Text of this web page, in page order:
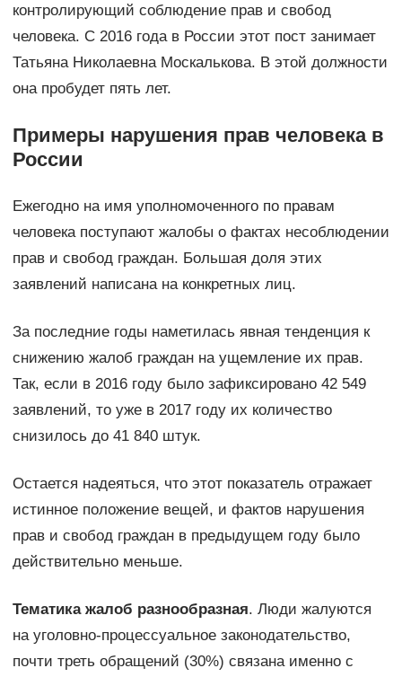
контролирующий соблюдение прав и свобод
человека. С 2016 года в России этот пост занимает
Татьяна Николаевна Москалькова. В этой должности
она пробудет пять лет.
Примеры нарушения прав человека в
России
Ежегодно на имя уполномоченного по правам
человека поступают жалобы о фактах несоблюдении
прав и свобод граждан. Большая доля этих
заявлений написана на конкретных лиц.
За последние годы наметилась явная тенденция к
снижению жалоб граждан на ущемление их прав.
Так, если в 2016 году было зафиксировано 42 549
заявлений, то уже в 2017 году их количество
снизилось до 41 840 штук.
Остается надеяться, что этот показатель отражает
истинное положение вещей, и фактов нарушения
прав и свобод граждан в предыдущем году было
действительно меньше.
Тематика жалоб разнообразная. Люди жалуются
на уголовно-процессуальное законодательство,
почти треть обращений (30%) связана именно с